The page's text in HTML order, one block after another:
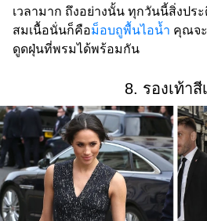
เวลามาก ถึงอย่างนั้น ทุกวันนี้สิ่งป
สมเนื้อนั่นก็คือม็อบถูพื้นไอน้ำ คุณจ
ดูดฝุ่นที่พรมได้พร้อมกัน
8. รองเท้าสี